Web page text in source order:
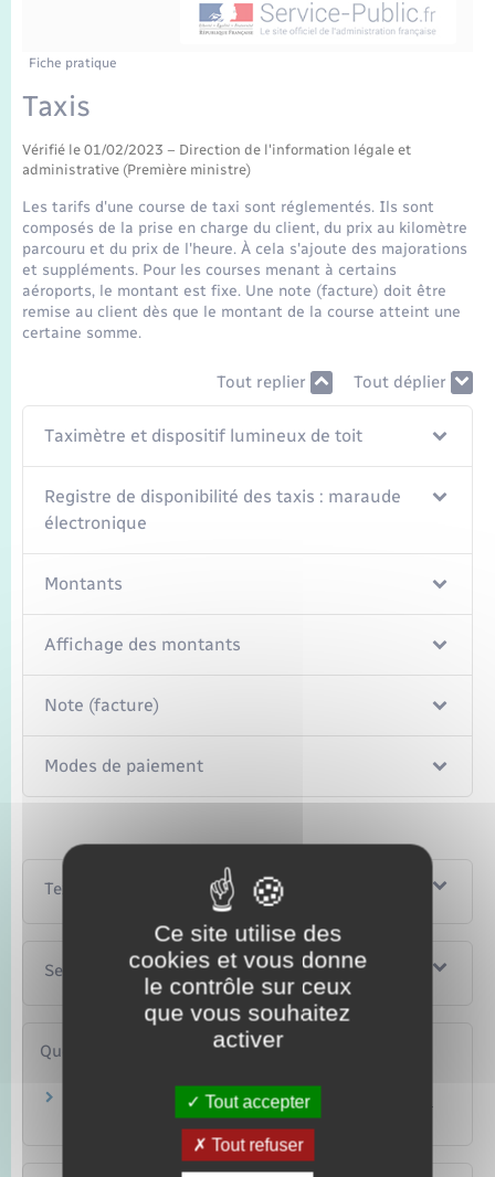
Mariage – PACS
Parrainage civil
Recensement
Fiche pratique
Taxis
Vérifié le 01/02/2023 – Direction de l'information légale et
administrative (Première ministre)
Les tarifs d'une course de taxi sont réglementés. Ils sont
composés de la prise en charge du client, du prix au kilomètre
parcouru et du prix de l'heure. À cela s'ajoute des majorations
et suppléments. Pour les courses menant à certains
aéroports, le montant est fixe. Une note (facture) doit être
remise au client dès que le montant de la course atteint une
certaine somme.
Tout replier Tout déplier
Taximètre et dispositif lumineux de toit
Registre de disponibilité des taxis : maraude
électronique
Montants
Affichage des montants
Note (facture)
Modes de paiement
Textes de référence
Services en ligne et formulaires
Questions ? Réponses !
Quel paiement un professionnel peut-il refuser
(espèce, chèque, carte bancaire) ?
Ce site utilise des
cookies et vous donne
le contrôle sur ceux
que vous souhaitez
activer
Tout accepter
Tout refuser